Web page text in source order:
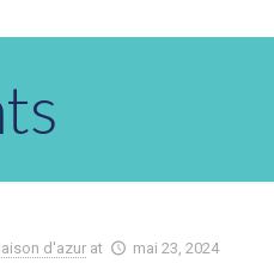
d'azur at mai 23, 2024